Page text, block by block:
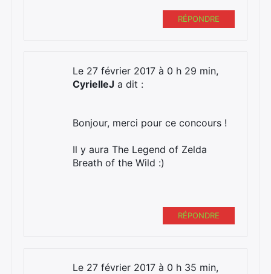
RÉPONDRE
Le 27 février 2017 à 0 h 29 min,
CyrielleJ a dit :
Bonjour, merci pour ce concours !
Il y aura The Legend of Zelda
Breath of the Wild :)
RÉPONDRE
Le 27 février 2017 à 0 h 35 min,